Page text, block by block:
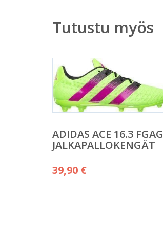
Tutustu myös
ADIDAS ACE 16.3 FGAG
JALKAPALLOKENGÄT
39,90 €